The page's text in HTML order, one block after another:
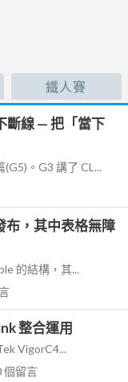
鐵人賽
斷線 — 把「當下
。G3 講了 CL...
布，其中表格無障
的結構，其...
整合運用
VigorC4...
個留言